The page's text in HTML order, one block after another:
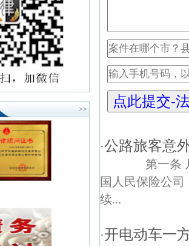
>>
·公路旅客意
第一条 凡
国人民保险公
续...
·开电动车一